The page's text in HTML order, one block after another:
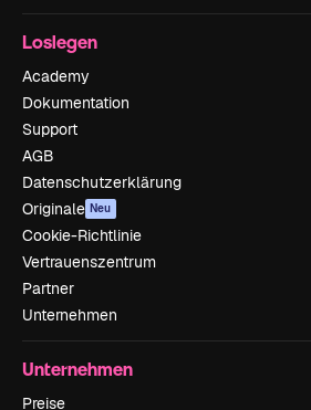
Loslegen
Academy
Dokumentation
Support
AGB
Datenschutzerklärung
Originale Neu
Cookie-Richtlinie
Vertrauenszentrum
Partner
Unternehmen
Unternehmen
Preise